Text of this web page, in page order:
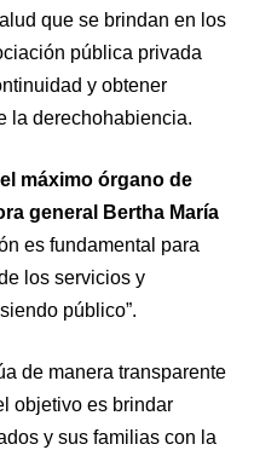
que se brindan en los
pública privada
y obtener
la derechohabiencia.
máximo órgano de
general Bertha María
es fundamental para
los servicios y
público”.
de manera transparente
objetivo es brindar
y sus familias con la